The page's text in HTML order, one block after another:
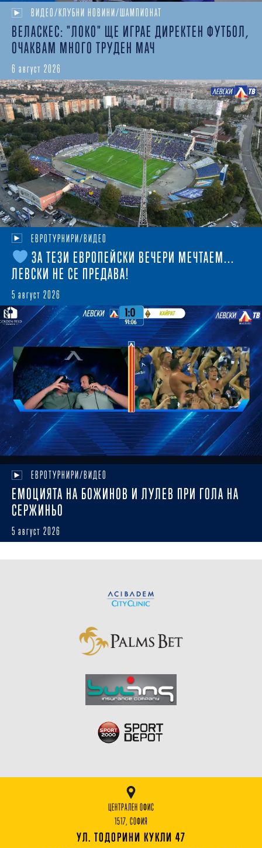
ВИДЕО/КЛУБНИ НОВИНИ/ШАМПИОНАТ
ВЕЛАСКЕС: "ЛОКО" ЩЕ ИГРАЕ ДИРЕКТЕН ФУТБОЛ,
ОЧАКВАМ МНОГО ТРУДЕН МАЧ
6 август 2026
ЕВРОТУРНИРИ/ВИДЕО
ЗА ТЕЗИ ЕВРОПЕЙСКИ ВЕЧЕРИ МЕЧТАЕМ...
ЛЕВСКИ НЕ СЕ ПРЕДАВА!
5 август 2026
ЕВРОТУРНИРИ/ВИДЕО
ЕМОЦИЯТА НА БОЖИНОВ И ЛУЛЕВ ПРИ ГОЛА НА
СЕРЖИНЬО
5 август 2026
ЦЕНТРАЛЕН ОФИС
1517, СОФИЯ
УЛ. ТОДОРИНИ КУКЛИ 47